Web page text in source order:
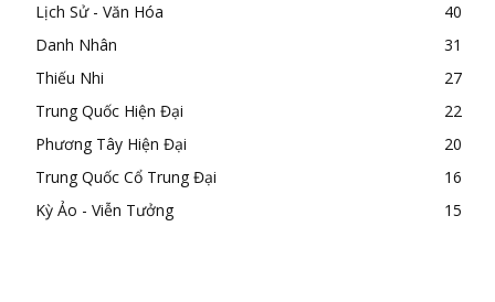
Lịch Sử - Văn Hóa
40
Danh Nhân
31
Thiếu Nhi
27
Trung Quốc Hiện Đại
22
Phương Tây Hiện Đại
20
Trung Quốc Cổ Trung Đại
16
Kỳ Ảo - Viễn Tưởng
15